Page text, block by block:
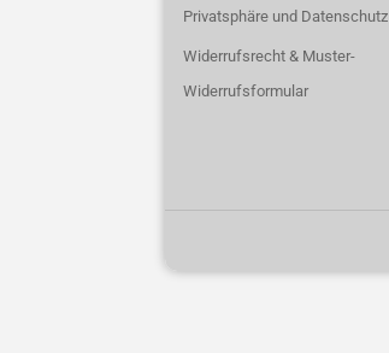
Privatsphäre und Datenschutz
Widerrufsrecht & Muster-
Widerrufsformular